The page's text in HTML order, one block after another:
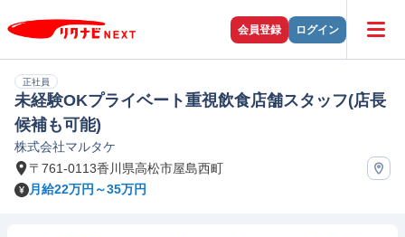
会員登録 ログイン
正社員
未経験OKプライベート重視飲食店舗スタッフ(店長
候補も可能)
株式会社マルタケ
〒761-0113香川県高松市屋島西町
月給22万円～35万円